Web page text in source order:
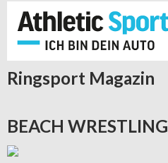
Ringsport Magazin
BEACH WRESTLING